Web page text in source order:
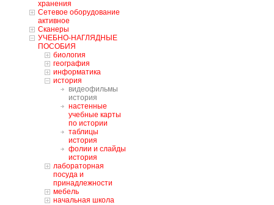
хранения
Сетевое оборудование
активное
Сканеры
УЧЕБНО-НАГЛЯДНЫЕ
ПОСОБИЯ
биология
география
информатика
история
видеофильмы
история
настенные
учебные карты
по истории
таблицы
история
фолии и слайды
история
лабораторная
посуда и
принадлежности
мебель
начальная школа